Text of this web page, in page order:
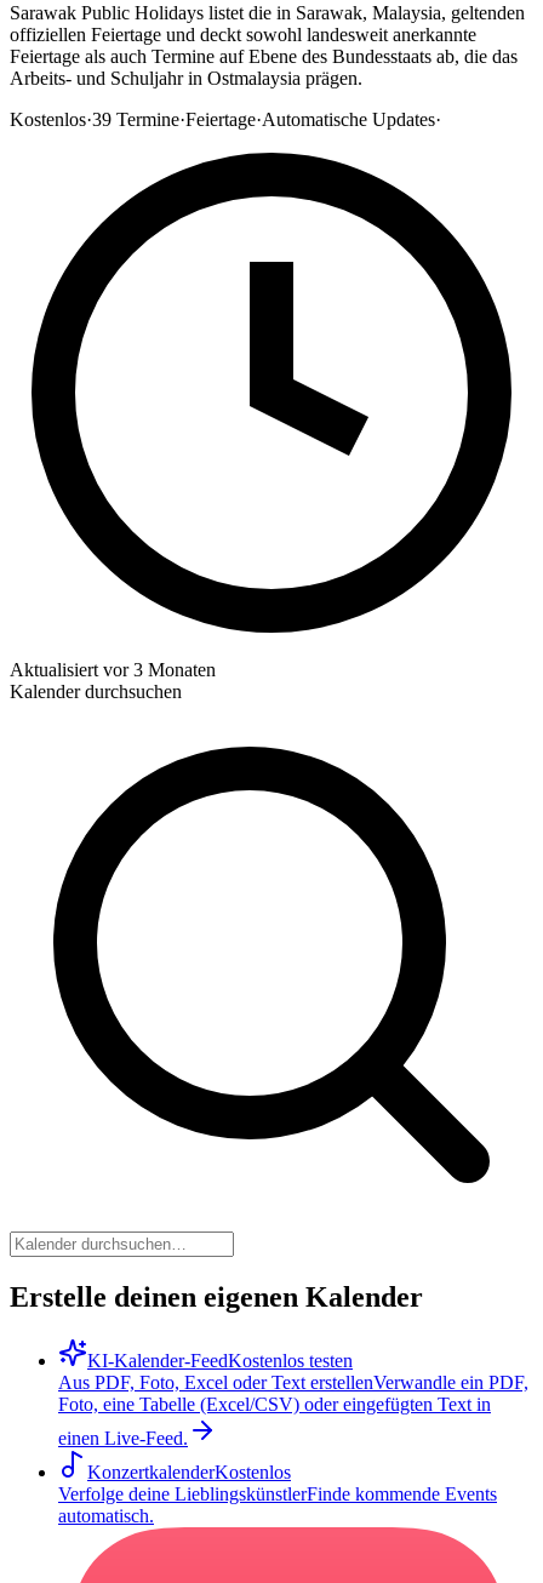
Sarawak Public Holidays listet die in Sarawak, Malaysia, geltenden
offiziellen Feiertage und deckt sowohl landesweit anerkannte
Feiertage als auch Termine auf Ebene des Bundesstaats ab, die das
Arbeits- und Schuljahr in Ostmalaysia prägen.
Kostenlos·39 Termine·Feiertage·Automatische Updates·
Aktualisiert vor 3 Monaten
Kalender durchsuchen
Erstelle deinen eigenen Kalender
KI-Kalender-FeedKostenlos testen
Aus PDF, Foto, Excel oder Text erstellenVerwandle ein PDF,
Foto, eine Tabelle (Excel/CSV) oder eingefügten Text in
einen Live-Feed.
KonzertkalenderKostenlos
Verfolge deine LieblingskünstlerFinde kommende Events
automatisch.